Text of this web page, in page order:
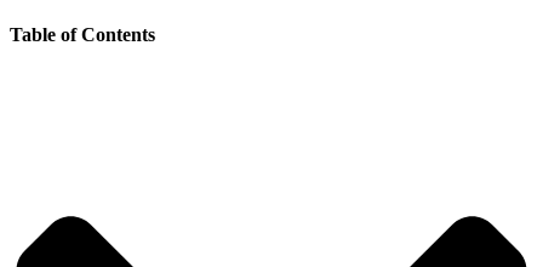
Table of Contents